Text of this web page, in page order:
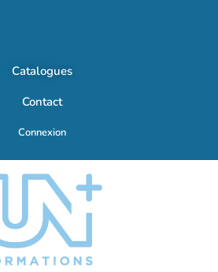
Catalogues
Contact
Connexion